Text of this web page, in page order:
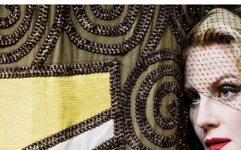
В честь дня рождения богини